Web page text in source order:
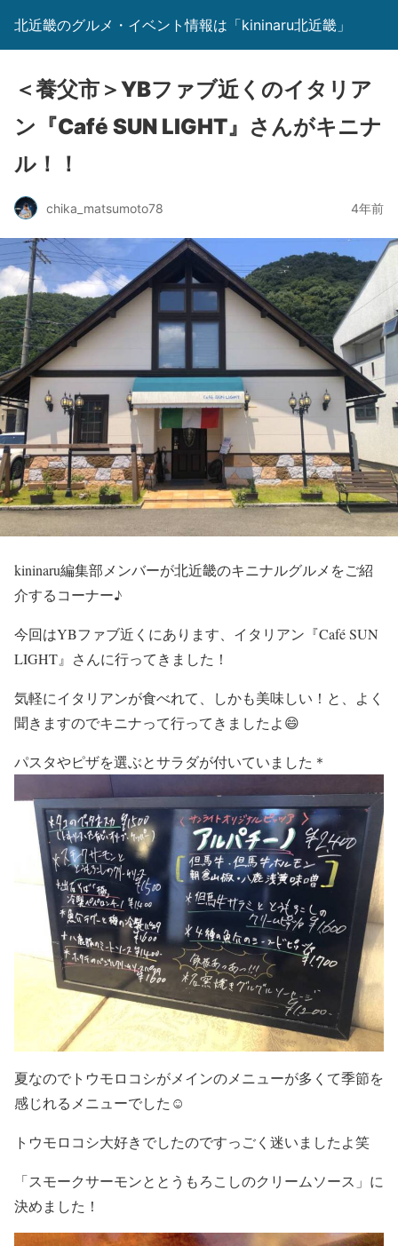
北近畿のグルメ・イベント情報は「kininaru北近畿」
＜養父市＞YBファブ近くのイタリア
ン『Café SUN LIGHT』さんがキニナ
ル！！
chika_matsumoto78 4年前
kininaru編集部メンバーが北近畿のキニナルグルメをご紹
介するコーナー♪
今回はYBファブ近くにあります、イタリアン『Café SUN
LIGHT』さんに行ってきました！
気軽にイタリアンが食べれて、しかも美味しい！と、よく
聞きますのでキニナって行ってきましたよ😄
パスタやピザを選ぶとサラダが付いていました＊
夏なのでトウモロコシがメインのメニューが多くて季節を
感じれるメニューでした☺
トウモロコシ大好きでしたのですっごく迷いましたよ笑
「スモークサーモンととうもろこしのクリームソース」に
決めました！